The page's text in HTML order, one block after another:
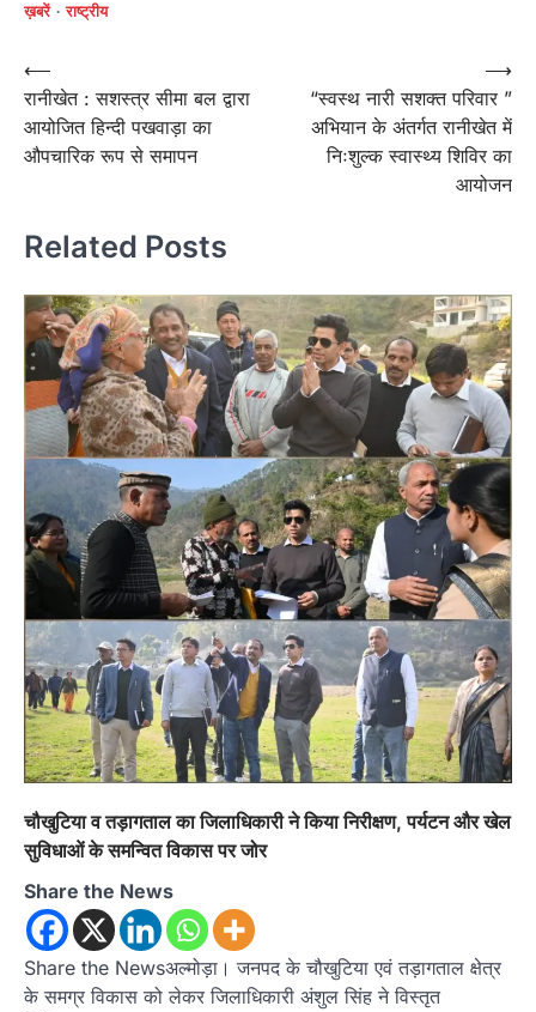
ख़बरें राष्ट्रीय
Post
navigation
⟵
रानीखेत : सशस्त्र सीमा बल द्वारा
आयोजित हिन्दी पखवाड़ा का
औपचारिक रूप से समापन
“स्वस्थ नारी सशक्त परिवार ”
अभियान के अंतर्गत रानीखेत में
निःशुल्क स्वास्थ्य शिविर का
आयोजन
⟶
Related Posts
चौखुटिया व तड़ागताल का जिलाधिकारी ने किया निरीक्षण, पर्यटन और खेल
सुविधाओं के समन्वित विकास पर जोर
Share the News
Share the Newsअल्मोड़ा। जनपद के चौखुटिया एवं तड़ागताल क्षेत्र
के समग्र विकास को लेकर जिलाधिकारी अंशुल सिंह ने विस्तृत